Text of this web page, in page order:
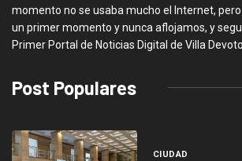
momento no se usaba mucho el Internet,
un primer momento y nunca aflojamos, y
Primer Portal de Noticias Digital de Villa
Post Populares
CIUDAD